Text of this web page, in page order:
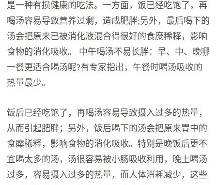
是一种有损健康的吃法。一方面，饭已经吃饱了，再
喝汤容易导致营养过剩，造成肥胖;另外，最后喝下的
汤会把原来已被消化液混合得很好的食糜稀释，影响
食物的消化吸收。 中午喝汤不易长胖：早、中、晚哪
一餐更适合喝汤呢?有专家指出，午餐时喝汤吸收的
热量最少。
饭后已经吃饱了，再喝汤容易导致摄入过多的热量，
从而引起肥胖；另外，饭后喝下的汤会把原来胃中的
食糜稀释，影响食物的消化吸收。特别是晚饭后更不
宜喝太多的汤，汤很容易被小肠吸收利用，晚上喝汤
过多，容易摄入过多的热量，而人体消耗减少，这些